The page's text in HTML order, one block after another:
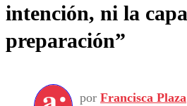
intención, ni la
preparación”
por Francisca Plaza